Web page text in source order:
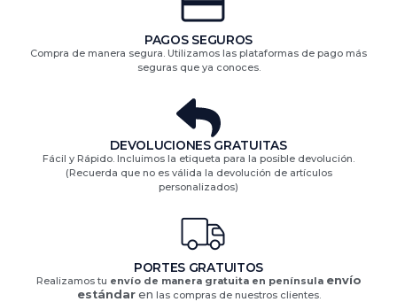
PAGOS SEGUROS
Compra de manera segura. Utilizamos las plataformas de pago más
seguras que ya conoces.
DEVOLUCIONES GRATUITAS​
Fácil y Rápido. Incluimos la etiqueta para la posible devolución.
(Recuerda que no es válida la devolución de artículos
personalizados)​
PORTES GRATUITOS
Realizamos tu envío de manera gratuita en península envío
estándaren las compras de nuestros clientes.